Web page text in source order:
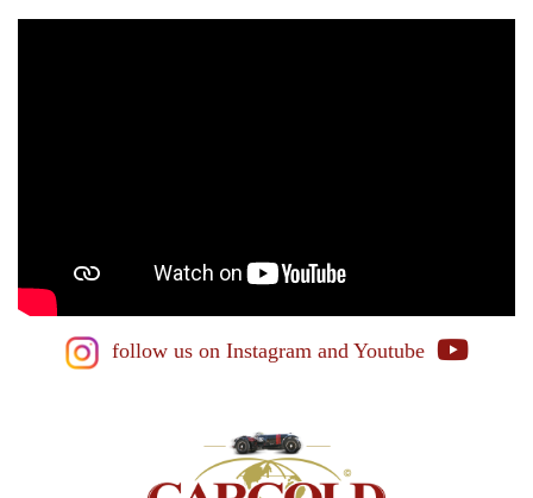
follow us on Instagram and Youtube